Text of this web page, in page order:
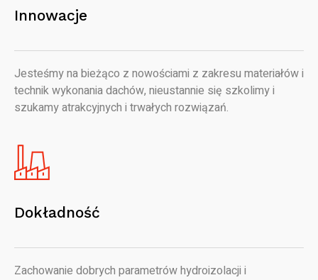
Innowacje
Jesteśmy na bieżąco z nowościami z zakresu materiałów i
technik wykonania dachów, nieustannie się szkolimy i
szukamy atrakcyjnych i trwałych rozwiązań.
Dokładność
Zachowanie dobrych parametrów hydroizolacji i